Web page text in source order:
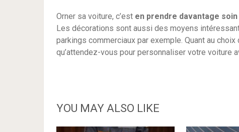
Orner sa voiture, c’est en prendre davantage soin
Les décorations sont aussi des moyens
parkings commerciaux par exemple. Quant au
qu’attendez-vous pour personnaliser votre voiture
YOU MAY ALSO LIKE